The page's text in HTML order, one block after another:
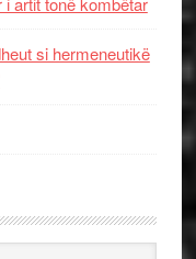
si hermeneutikë